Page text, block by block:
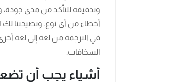
وتدقيقه للتأكد من مدى
أخطاء من أي نوع. ونصيحتنا لك
في الترجمة من لغة إلى لغة
السخافات.
أشياء يجب أن